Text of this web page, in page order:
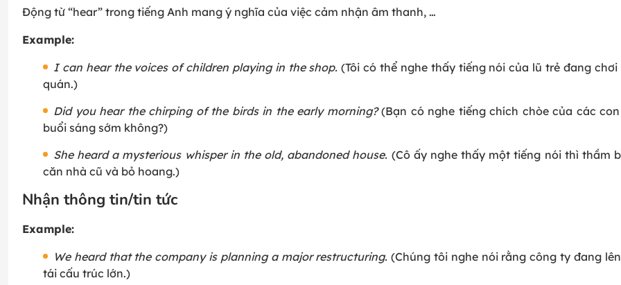
Động từ “hear” trong tiếng Anh mang ý nghĩa của việc cảm nhận âm thanh, …
Example:
I can hear the voices of children playing in the shop.(Tôi có thể nghe thấy tiếng nói của lũ trẻ đang
quán.)
Did you hear the chirping of the birds in the early morning?(Bạn có nghe tiếng chích chòe của các
buổi sáng sớm không?)
She heard a mysterious whisper in the old, abandoned house. (Cô ấy nghe thấy một tiếng nói thì thầm
căn nhà cũ và bỏ hoang.)
Nhận thông tin/tin tức
Example:
We heard that the company is planning a major restructuring. (Chúng tôi nghe nói rằng công ty đang
tái cấu trúc lớn.)